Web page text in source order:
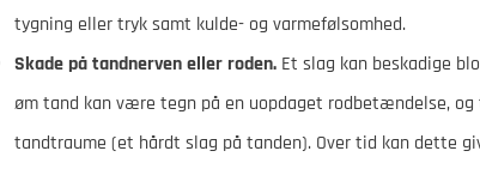
tygning eller tryk samt kulde- og varmefølsomhed.
Skade på tandnerven eller roden.Et slag kan beskadige
øm tand kan være tegn på en uopdaget rodbetændelse,
tandtraume (et hårdt slag på tanden). Over tid kan dette